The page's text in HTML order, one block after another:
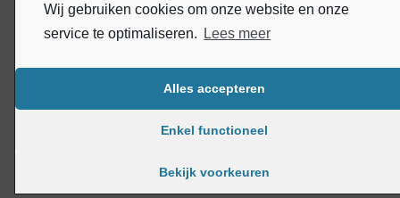
Wij gebruiken cookies om onze website en onze
service te optimaliseren.
Lees meer
Alles accepteren
Enkel functioneel
Bekijk voorkeuren
Copyright © DijkGelukSieraden | Ontwikkeld door